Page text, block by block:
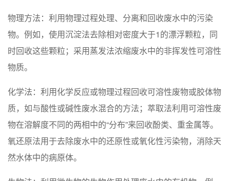
物理方法：利用物理过程处理、分离和回收废水中的污染
物。例如，使用沉淀法去除相对密度大于1的漂浮颗粒，同
时回收这些颗粒；采用蒸发法浓缩废水中的非挥发性可溶性
物质。
化学法：利用化学反应或物理过程回收可溶性废物或胶体物
质，如与酸性或碱性废水混合的方法；萃取法利用可溶性废
物在溶解度不同的两相中的“分布”来回收酚类、重金属等。
氧还原法用于去除废水中的还原性或氧化性污染物，消除天
然水体中的病原体。